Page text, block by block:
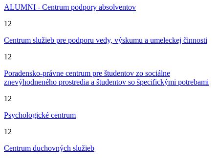
ALUMNI - Centrum podpory absolventov
12
Centrum služieb pre podporu vedy, výskumu a umeleckej činnosti
12
Poradensko-právne centrum pre študentov zo sociálne
znevýhodneného prostredia a študentov so špecifickými potrebami
12
Psychologické centrum
12
Centrum duchovných služieb